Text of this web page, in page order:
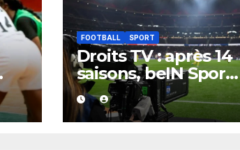
FOOTBALL SPORT
Droits TV : après 14
saisons, beIN Sports
perd la diffusion de
la Liga